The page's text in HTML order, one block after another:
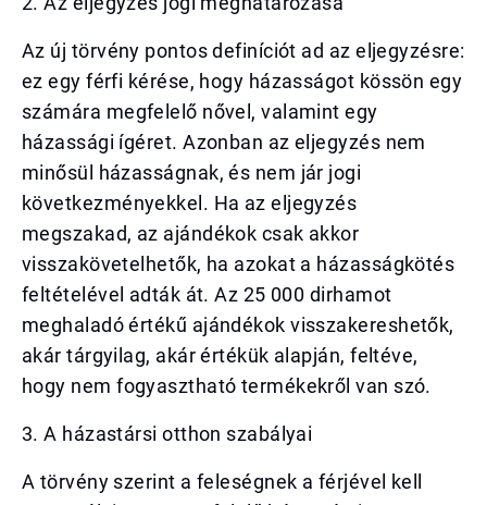
Az új törvény pontos definíciót ad az eljegyzésre:
ez egy férfi kérése, hogy házasságot kössön egy
számára megfelelő nővel, valamint egy
házassági ígéret. Azonban az eljegyzés nem
minősül házasságnak, és nem jár jogi
következményekkel. Ha az eljegyzés
megszakad, az ajándékok csak akkor
visszakövetelhetők, ha azokat a házasságkötés
feltételével adták át. Az 25 000 dirhamot
meghaladó értékű ajándékok visszakereshetők,
akár tárgyilag, akár értékük alapján, feltéve,
hogy nem fogyasztható termékekről van szó.
3. A házastársi otthon szabályai
A törvény szerint a feleségnek a férjével kell